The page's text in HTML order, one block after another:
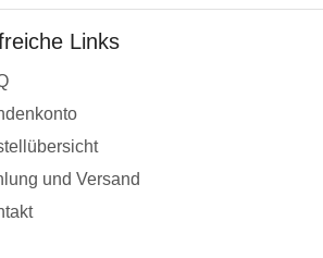
Links
und Versand